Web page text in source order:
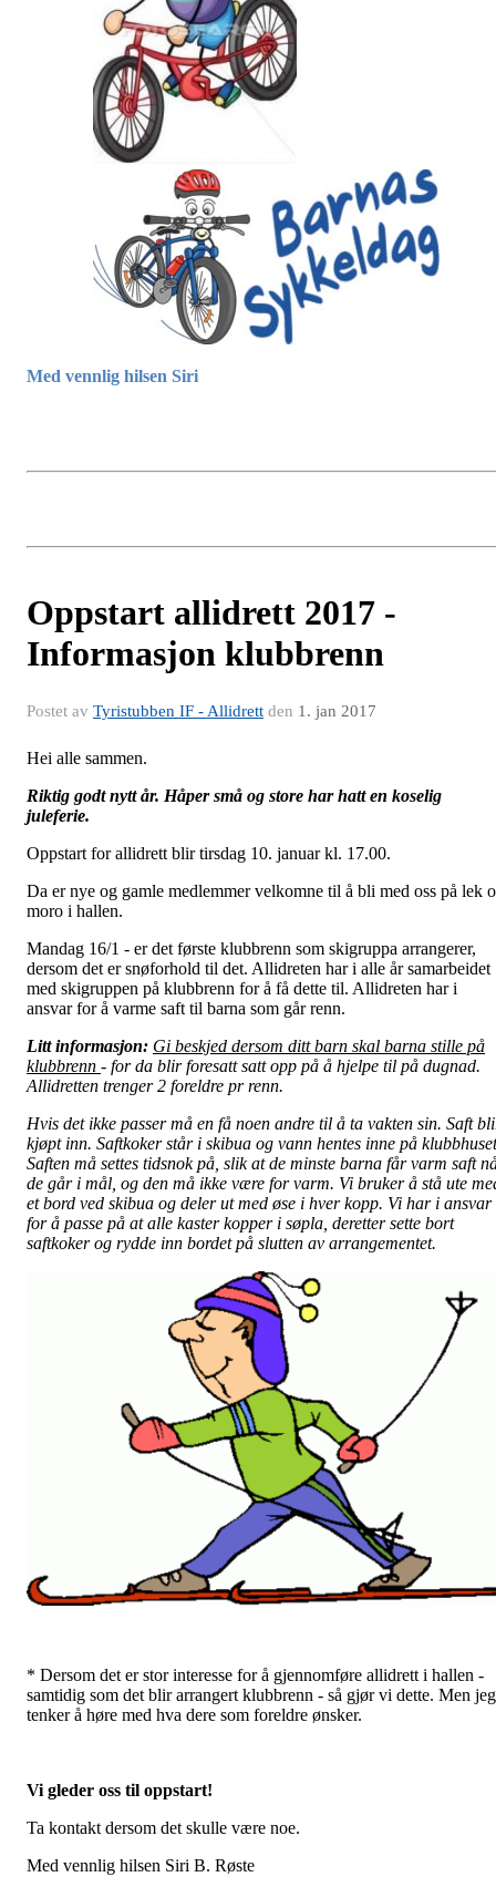
Med vennlig hilsen Siri
Oppstart allidrett 2017 -
Informasjon klubbrenn
Postet av Tyristubben IF - Allidrett den 1. jan 2017
Hei alle sammen.
Riktig godt nytt år. Håper små og store har hatt en koselig
juleferie.
Oppstart for allidrett blir tirsdag 10. januar kl. 17.00.
Da er nye og gamle medlemmer velkomne til å bli med oss på lek
moro i hallen.
Mandag 16/1 - er det første klubbrenn som skigruppa arrangerer,
dersom det er snøforhold til det. Allidreten har i alle år samarbeidet
med skigruppen på klubbrenn for å få dette til. Allidreten har i
ansvar for å varme saft til barna som går renn.
Litt informasjon: Gi beskjed dersom ditt barn skal barna stille på
klubbrenn - for da blir foresatt satt opp på å hjelpe til på dugnad.
Allidretten trenger 2 foreldre pr renn.
Hvis det ikke passer må en få noen andre til å ta vakten sin. Saft
kjøpt inn. Saftkoker står i skibua og vann hentes inne på
Saften må settes tidsnok på, slik at de minste barna får varm saft
de går i mål, og den må ikke være for varm. Vi bruker å stå ute
et bord ved skibua og deler ut med øse i hver kopp. Vi har i ansvar
for å passe på at alle kaster kopper i søpla, deretter sette bort
saftkoker og rydde inn bordet på slutten av arrangementet.
* Dersom det er stor interesse for å gjennomføre allidrett i hallen -
samtidig som det blir arrangert klubbrenn - så gjør vi dette. Men jeg
tenker å høre med hva dere som foreldre ønsker.
Vi gleder oss til oppstart!
Ta kontakt dersom det skulle være noe.
Med vennlig hilsen Siri B. Røste